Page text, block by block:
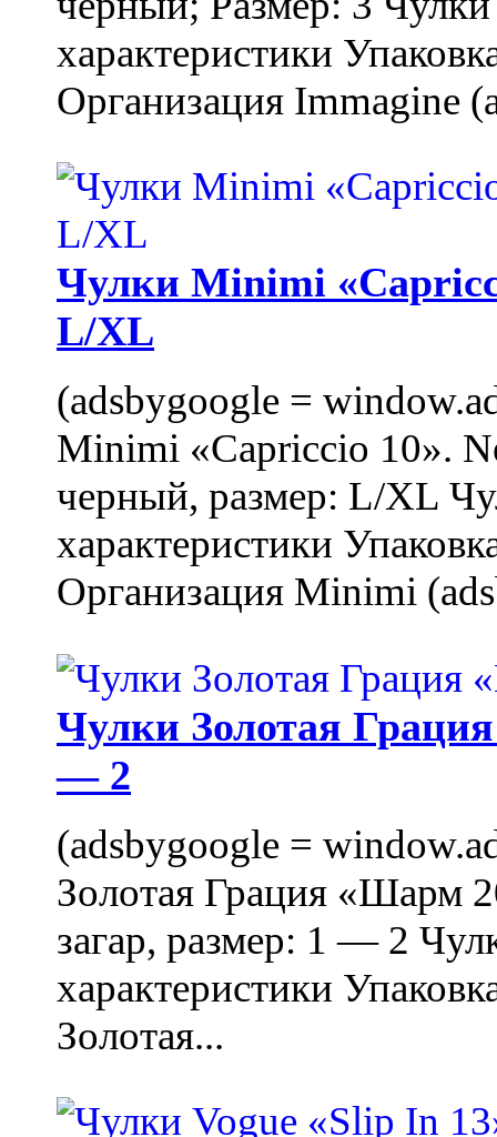
характеристики
Организация Immagine
Чулки Minimi
L/XL
(adsbygoogle =
Minimi «Capriccio 10».
черный, размер: L/XL
характеристики
Организация Minimi
Чулки Золотая
— 2
(adsbygoogle =
Золотая Грация «Шарм
загар, размер: 1 — 2
характеристики
Золотая...